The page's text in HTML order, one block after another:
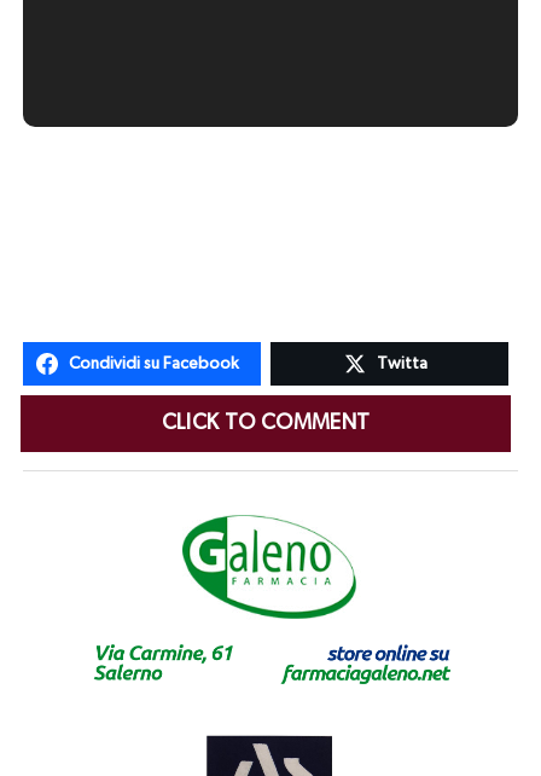
Condividi su Facebook Twitta
CLICK TO COMMENT